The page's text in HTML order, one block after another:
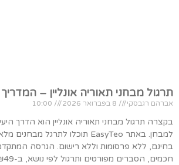
תרגול מבחני תאוריה אונליין – המדריך
אברהם רגבסקי
בקצרה תרגול מבחני תאוריה אונליין הוא הדרך
בחינם, ללא פרסומות וללא רישום. הגרסה